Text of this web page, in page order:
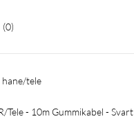
(0)
hane/tele
Tele - 10m Gummikabel - Svart